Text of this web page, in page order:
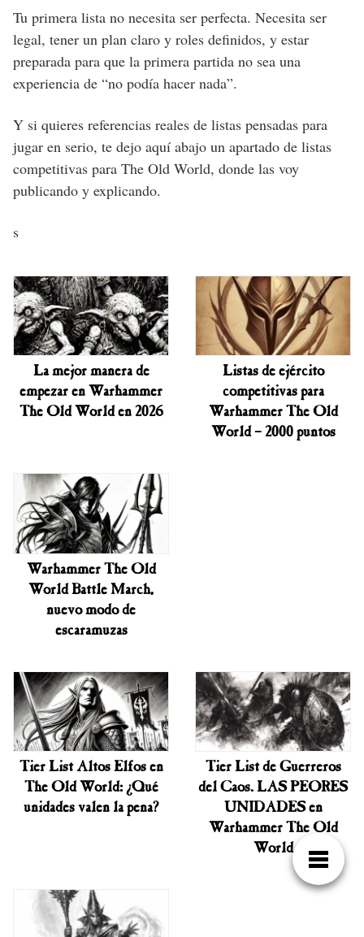
Tu primera lista no necesita ser perfecta. Necesita ser
legal, tener un plan claro y roles definidos, y estar
preparada para que la primera partida no sea una
experiencia de “no podía hacer nada”.
Y si quieres referencias reales de listas pensadas para
jugar en serio, te dejo aquí abajo un apartado de listas
competitivas para The Old World, donde las voy
publicando y explicando.
s
La mejor manera de
empezar en Warhammer
The Old World en 2026
Listas de ejército
competitivas para
Warhammer The Old
World – 2000 puntos
Warhammer The Old
World Battle March,
nuevo modo de
escaramuzas
Tier List Altos Elfos en
The Old World: ¿Qué
unidades valen la pena?
Tier List de Guerreros
del Caos. LAS PEORES
UNIDADES en
Warhammer The Old
World